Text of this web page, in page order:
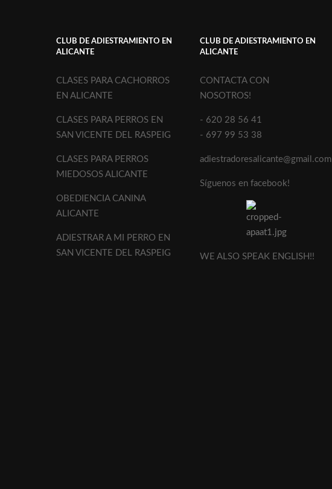
CLUB DE ADIESTRAMIENTO EN
ALICANTE
CLASES PARA CACHORROS
EN ALICANTE
CLASES PARA PERROS EN
SAN VICENTE DEL RASPEIG
CLASES PARA PERROS
MIEDOSOS ALICANTE
OBEDIENCIA CANINA
ALICANTE
ADIESTRAR A MI PERRO EN
SAN VICENTE DEL RASPEIG
CLUB DE ADIESTRAMIENTO EN
ALICANTE
CONTACTA CON
NOSOTROS!
- 620 28 56 41
- 697 99 53 38
adiestradoresalicante@gmail.com
Síguenos en facebook!
WE ALSO SPEAK ENGLISH!!